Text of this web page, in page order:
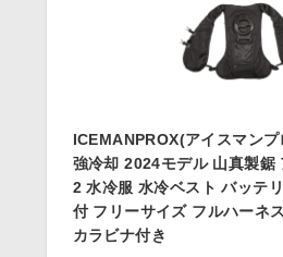
ICEMANPROX(アイスマン
強冷却 2024モデル 山真製鋸
2 水冷服 水冷ベスト バッテ
付 フリーサイズ フルハーネ
カラビナ付き